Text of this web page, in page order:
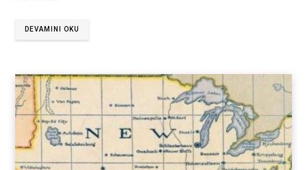
DEVAMINI OKU